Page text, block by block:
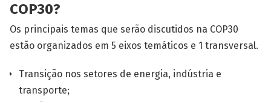
COP30?
Os principais temas que serão discutidos na COP30
estão organizados em 5 eixos temáticos e 1 transversal.
Transição nos setores de energia, indústria e
transporte;